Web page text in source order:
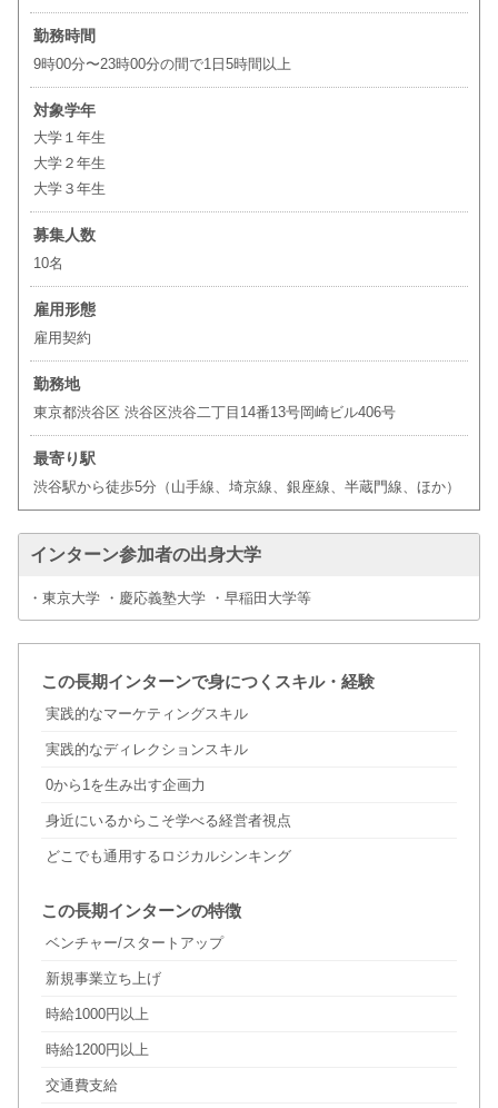
勤務時間
9時00分〜23時00分の間で1日5時間以上
対象学年
大学１年生
大学２年生
大学３年生
募集人数
10名
雇用形態
雇用契約
勤務地
東京都渋谷区 渋谷区渋谷二丁目14番13号岡崎ビル406号
最寄り駅
渋谷駅から徒歩5分（山手線、埼京線、銀座線、半蔵門線、ほか）
インターン参加者の出身大学
・東京大学 ・慶応義塾大学 ・早稲田大学等
この長期インターンで身につくスキル・経験
実践的なマーケティングスキル
実践的なディレクションスキル
0から1を生み出す企画力
身近にいるからこそ学べる経営者視点
どこでも通用するロジカルシンキング
この長期インターンの特徴
ベンチャー/スタートアップ
新規事業立ち上げ
時給1000円以上
時給1200円以上
交通費支給